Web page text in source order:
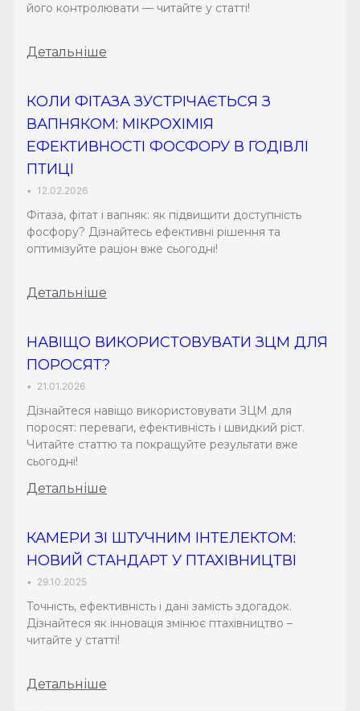
його контролювати — читайте у статті!
Детальніше
КОЛИ ФІТАЗА ЗУСТРІЧАЄТЬСЯ З
ВАПНЯКОМ: МІКРОХІМІЯ
ЕФЕКТИВНОСТІ ФОСФОРУ В ГОДІВЛІ
ПТИЦІ
• 12.02.2026
Фітаза, фітат і вапняк: як підвищити доступність
фосфору? Дізнайтесь ефективні рішення та
оптимізуйте раціон вже сьогодні!
Детальніше
НАВІЩО ВИКОРИСТОВУВАТИ ЗЦМ ДЛЯ
ПОРОСЯТ?
• 21.01.2026
Дізнайтеся навіщо використовувати ЗЦМ для
поросят: переваги, ефективність і швидкий ріст.
Читайте статтю та покращуйте результати вже
сьогодні!
Детальніше
КАМЕРИ ЗІ ШТУЧНИМ ІНТЕЛЕКТОМ:
НОВИЙ СТАНДАРТ У ПТАХІВНИЦТВІ
• 29.10.2025
Точність, ефективність і дані замість здогадок.
Дізнайтеся як інновація змінює птахівництво –
читайте у статті!
Детальніше